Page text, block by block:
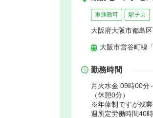
車通勤可 駅チカ
大阪府大阪市都島
大阪市営谷町線
勤務時間
月火水金:09時00
（休憩0分）
※年俸制ですが残業
週所定労働時間40